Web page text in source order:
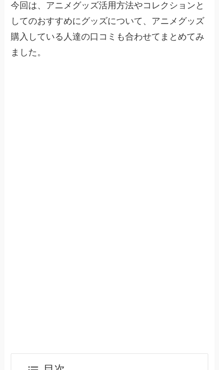
今回は、アニメグッズ活用方法やコレクションと
してのおすすめにグッズについて、アニメグッズ
購入している人達の口コミも合わせてまとめてみ
ました。